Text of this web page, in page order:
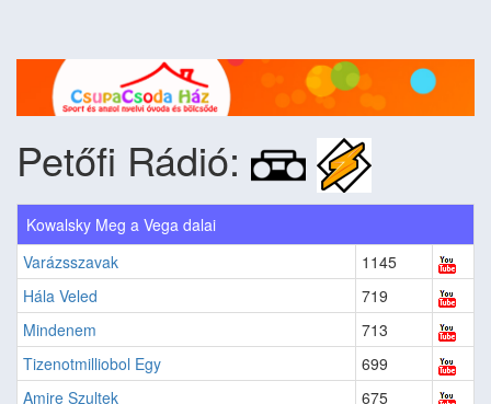
Petőfi Rádió:
Kowalsky Meg a Vega dalai
Varázsszavak
1145
Hála Veled
719
Mindenem
713
Tizenotmilliobol Egy
699
Amire Szultek
675